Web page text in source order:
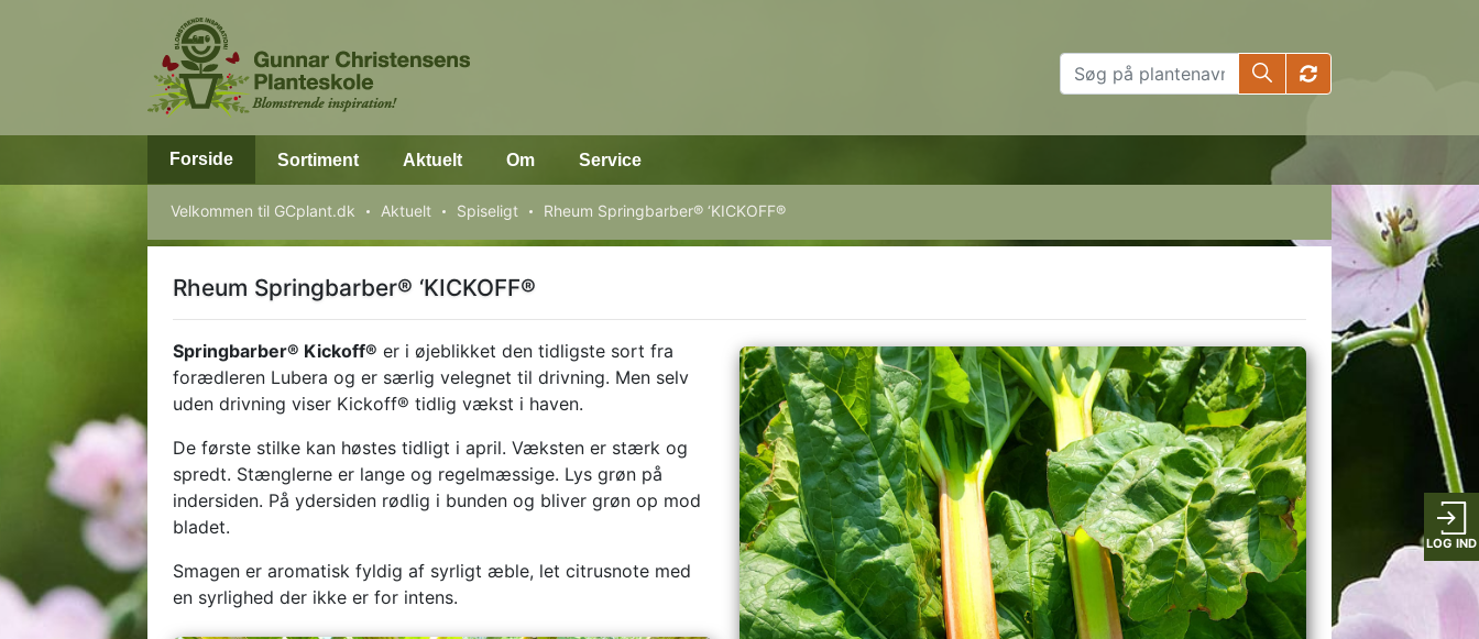
LOG IND
Forside Sortiment Aktuelt Om Service
Velkommen til GCplant.dk Aktuelt Spiseligt Rheum Springbarber® ‘KICKOFF®
Rheum Springbarber® ‘KICKOFF®
Springbarber® Kickoff® er i øjeblikket den tidligste sort fra
forædleren Lubera og er særlig velegnet til drivning. Men selv
uden drivning viser Kickoff® tidlig vækst i haven.
De første stilke kan høstes tidligt i april. Væksten er stærk og
spredt. Stænglerne er lange og regelmæssige. Lys grøn på
indersiden. På ydersiden rødlig i bunden og bliver grøn op mod
bladet.
Smagen er aromatisk fyldig af syrligt æble, let citrusnote med
en syrlighed der ikke er for intens.